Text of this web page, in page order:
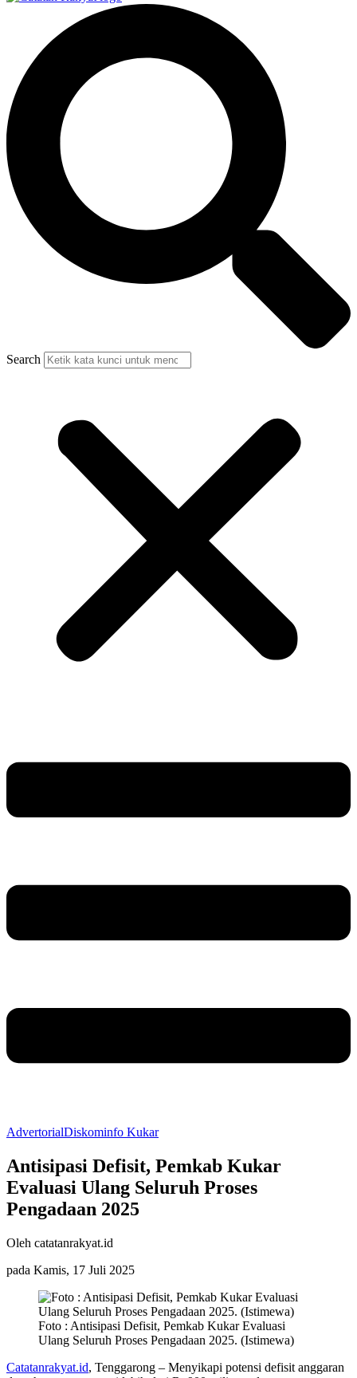
Search
AdvertorialDiskominfo Kukar
Antisipasi Defisit, Pemkab Kukar
Evaluasi Ulang Seluruh Proses
Pengadaan 2025
Oleh catatanrakyat.id
pada Kamis, 17 Juli 2025
Foto : Antisipasi Defisit, Pemkab Kukar Evaluasi
Ulang Seluruh Proses Pengadaan 2025. (Istimewa)
Catatanrakyat.id, Tenggarong – Menyikapi potensi defisit anggaran